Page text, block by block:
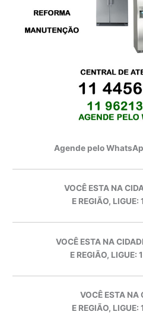
Agende pelo
VOCÊ ESTA NA
E REGIÃO,
VOCÊ ESTA NA
E REGIÃO,
VOCÊ ESTA NA
E REGIÃO,